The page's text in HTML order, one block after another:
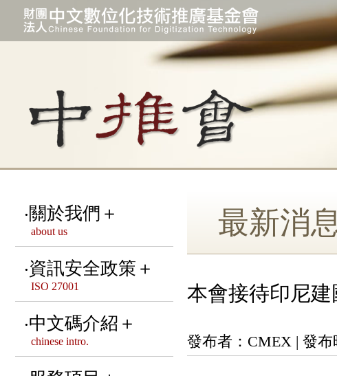
關於我們＋
about us
宗旨 & 緣起
本會組織架構
董事長 & 副董事長 &
資訊安全政策＋
ISO 27001
資訊安全政策說明
隱私權政策聲明
中文碼介紹＋
chinese intro.
最新消
本會接待印尼
發布者：CMEX | 發布